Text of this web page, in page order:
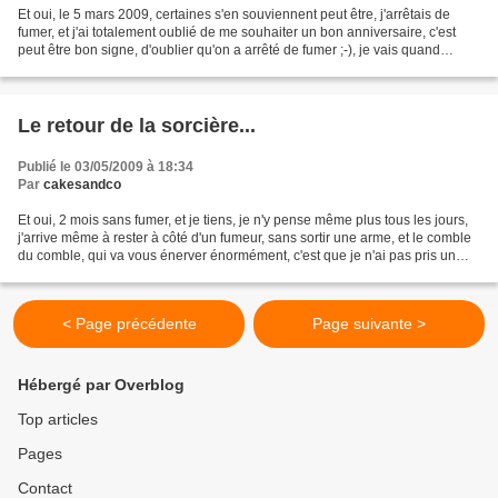
Et oui, le 5 mars 2009, certaines s'en souviennent peut être, j'arrêtais de
fumer, et j'ai totalement oublié de me souhaiter un bon anniversaire, c'est
peut être bon signe, d'oublier qu'on a arrêté de fumer ;-), je vais quand
Le retour de la sorcière...
Publié le 03/05/2009 à 18:34
Par cakesandco
Et oui, 2 mois sans fumer, et je tiens, je n'y pense même plus tous les jours,
j'arrive même à rester à côté d'un fumeur, sans sortir une arme, et le comble
du comble, qui va vous énerver énormément, c'est que je n'ai pas pris un
< Page précédente Page suivante >
Hébergé par Overblog
Top articles
Pages
Contact